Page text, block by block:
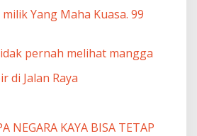
Yang Maha Kuasa. 99
pernah melihat mangga
di Jalan Raya
NEGARA KAYA BISA TETAP